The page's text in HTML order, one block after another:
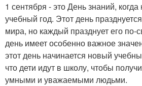
1 сентября - это День знаний,
учебный год. Этот день
мира, но каждый празднует его по-
день имеет особенно важное
этот день начинается новый
что дети идут в школу, чтобы
умными и уважаемыми людьми.